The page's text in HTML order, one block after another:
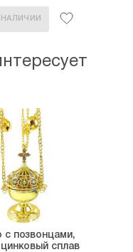
с позвонцами,
сплав